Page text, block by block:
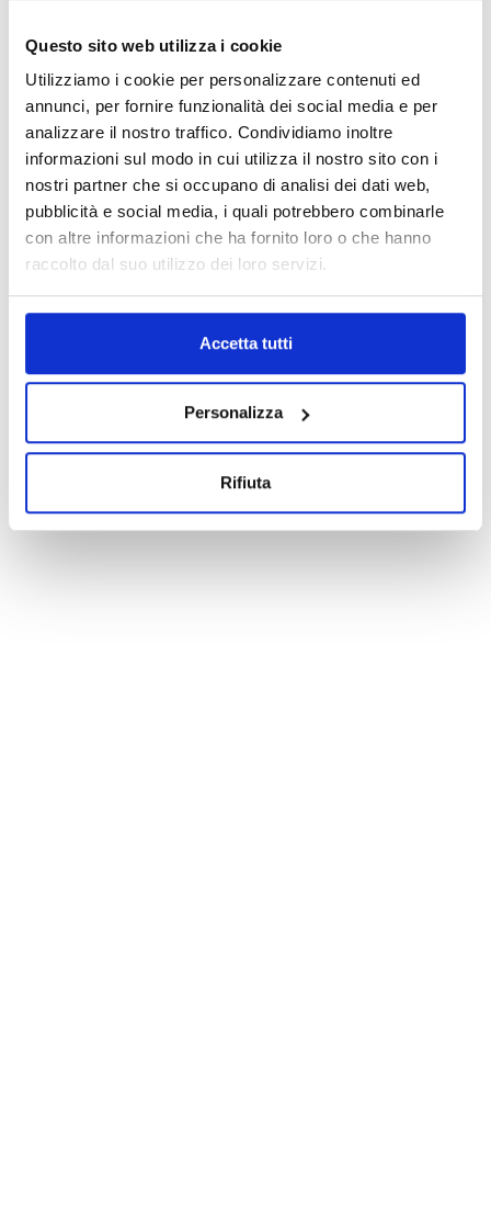
Questo sito web utilizza i cookie
Utilizziamo i cookie per personalizzare contenuti ed
annunci, per fornire funzionalità dei social media e per
analizzare il nostro traffico. Condividiamo inoltre
informazioni sul modo in cui utilizza il nostro sito con i
nostri partner che si occupano di analisi dei dati web,
pubblicità e social media, i quali potrebbero combinarle
con altre informazioni che ha fornito loro o che hanno
raccolto dal suo utilizzo dei loro servizi.
Accetta tutti
Personalizza
Rifiuta